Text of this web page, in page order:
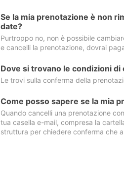
Se la mia prenotazione è non
date?
Purtroppo no, non è possibile
e cancelli la prenotazione, dovrai
Dove si trovano le condizioni di
Le trovi sulla conferma della
Come posso sapere se la mia
Quando cancelli una prenotazione
tua casella e-mail, compresa la
struttura per chiedere conferma che